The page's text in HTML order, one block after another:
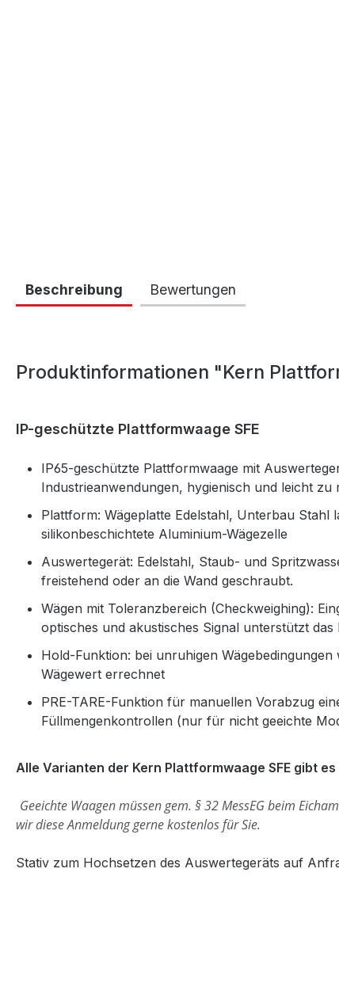
Beschreibung Bewertungen
Produktinformationen "Kern
IP-geschützte Plattformwaage SFE
IP65-geschützte Plattformwaage mit
Industrieanwendungen, hygienisch und leicht zu
Plattform: Wägeplatte Edelstahl, Unterbau
silikonbeschichtete Aluminium-Wägezelle
Auswertegerät: Edelstahl, Staub- und
freistehend oder an die Wand geschraubt.
Wägen mit Toleranzbereich (Checkweighing):
optisches und akustisches Signal unterstützt
Hold-Funktion: bei unruhigen
Wägewert errechnet
PRE-TARE-Funktion für manuellen Vorabzug
Füllmengenkontrollen (nur für nicht geeichte
Alle Varianten der Kern Plattformwaage SFE gibt
Geeichte Waagen müssen gem. § 32 MessEG beim
wir diese Anmeldung gerne kostenlos für Sie.
Stativ zum Hochsetzen des Auswertegeräts auf